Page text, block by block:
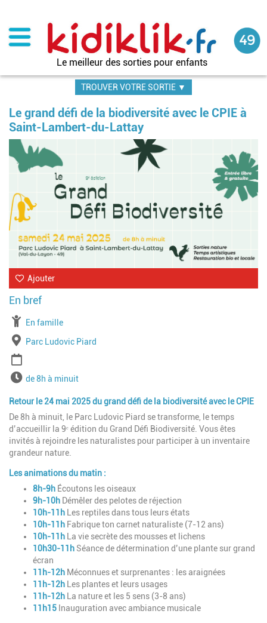
contenu
principal
Le meilleur des sorties pour enfants
TROUVER VOTRE SORTIE ▼
Le grand défi de la biodiversité avec le CPIE à
Saint-Lambert-du-Lattay
Ajouter
À partir de
En famille
Lieu
Parc Ludovic Piard
Horairesde 8h à minuit
Retour le 24 mai 2025 du grand défi de la biodiversité avec le CPIE
De 8h à minuit, le Parc Ludovic Piard se transforme, le temps
d’accueillir la 9ᵉ édition du Grand Défi Biodiversité. Vous êtes
invités à rejoindre les naturalistes pour participer à un inventaire
grandeur nature.
Les animations du matin :
8h-9h Écoutons les oiseaux
9h-10h Démêler des pelotes de réjection
10h-11h
es reptiles dans tous leurs états
10h-11h Fabrique ton carnet naturaliste (7-12 ans)
10h-11h La vie secrète des mousses et lichens
10h30-11h Séance de détermination d’une plante sur grand
écran
11h-12h Méconnues et surprenantes : les araignées
11h-12h Les plantes et leurs usages
11h-12h La nature et les 5 sens (3-8 ans)
11h15 Inauguration avec ambiance musicale